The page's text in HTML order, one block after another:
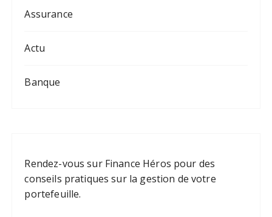
Assurance
Actu
Banque
Rendez-vous sur Finance Héros pour des
conseils pratiques sur la gestion de votre
portefeuille.